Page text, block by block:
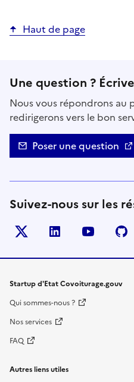
Haut de page
Une question ?
Nous vous répondrons au
redirigerons vers le bon
Poser une question
Suivez-nous sur les
Twitter
- nouvelle fenêtre
LinkedIn
- nouvelle fenêtre
YouTube
- nouvelle
-
Startup d'Etat Covoiturage.gouv
Qui sommes-nous ?
Nos services
FAQ
Autres liens utiles